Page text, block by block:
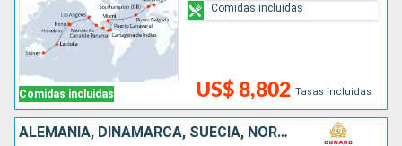
Comidas incluidas US$ 8,802 Tasas incluidas
Comidas incluidas
ALEMANIA, DINAMARCA, SUECIA, NORUEGA, REINO UNIDO